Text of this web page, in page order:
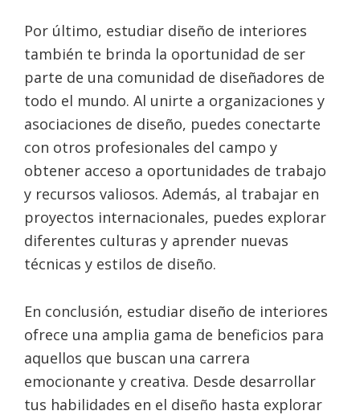
Por último, estudiar diseño de interiores
también te brinda la oportunidad de ser
parte de una comunidad de diseñadores de
todo el mundo. Al unirte a organizaciones y
asociaciones de diseño, puedes conectarte
con otros profesionales del campo y
obtener acceso a oportunidades de trabajo
y recursos valiosos. Además, al trabajar en
proyectos internacionales, puedes explorar
diferentes culturas y aprender nuevas
técnicas y estilos de diseño.
En conclusión, estudiar diseño de interiores
ofrece una amplia gama de beneficios para
aquellos que buscan una carrera
emocionante y creativa. Desde desarrollar
tus habilidades en el diseño hasta explorar